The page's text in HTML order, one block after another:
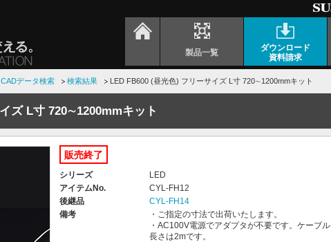
製品一覧
ダウンロード
資料請求
データ検索 検索結果 LED FB600 (昼光色) フリーサイズ L寸 720∼1200mmキット
ズ L寸 720∼1200mmキット
販売終了
シリーズ
LED
アイテムNo.
CYL-FH12
後継品
CYL-FH14
備考
・ご指定の寸法で出荷いたします。
・AC100V電源でアダプタが不要です。ケーブル
長さは2mです。